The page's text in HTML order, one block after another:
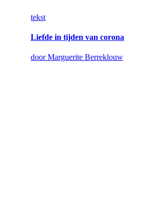
tekst
Liefde in tijden van corona
door Marguerite Berreklouw